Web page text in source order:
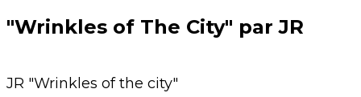
"Wrinkles of The City" par JR
JR "Wrinkles of the city"